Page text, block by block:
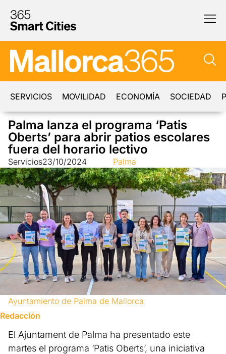
SERVICIOS MOVILIDAD ECONOMÍA SOCIEDAD
Palma lanza el programa ‘Patis
Oberts’ para abrir patios escolares
fuera del horario lectivo
Servicios23/10/2024 Palma
Ayuntamiento de Palma de Mallorca
Redacción
El Ajuntament de Palma ha presentado este
martes el programa ‘Patis Oberts’, una iniciativa